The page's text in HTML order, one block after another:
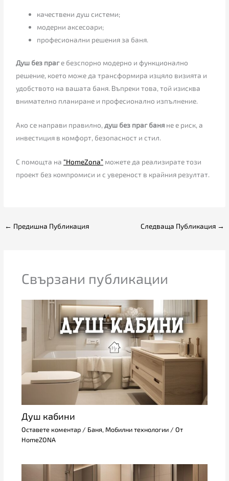
качествени душ системи;
модерни аксесоари;
професионални решения за баня.
Душ без праге безспорно модерно и функционално
решение, което може да трансформира изцяло визията и
удобството на вашата баня. Въпреки това, той изисква
внимателно планиране и професионално изпълнение.
Ако се направи правилно,душ без праг баня не е риск, а
инвестиция в комфорт, безопасност и стил.
С помощта на“HomeZona” можете да реализирате този
проект без компромиси и с увереност в крайния резултат.
← Предишна Публикация Следваща Публикация →
Свързани публикации
Душ кабини
Оставете коментар / Баня, Мобилни технологии/ От
HomeZONA